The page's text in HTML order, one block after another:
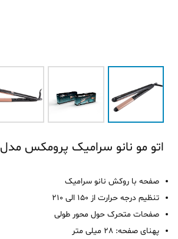
اتو مو نانو سرامیک پرومکس مدل 5610N
صفحه با روکش نانو سرامیک
تنظیم درجه حرارت از 150 الی 210
صفحات متحرک حول محور طولی
پهنای صفحه: 28 میلی متر